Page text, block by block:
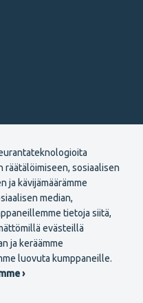
räätälöimiseen, sosiaalisen
ja kävijämäärämme
median,
tietoja siitä,
evästeillä
ja keräämme
luovuta kumppaneille.
›